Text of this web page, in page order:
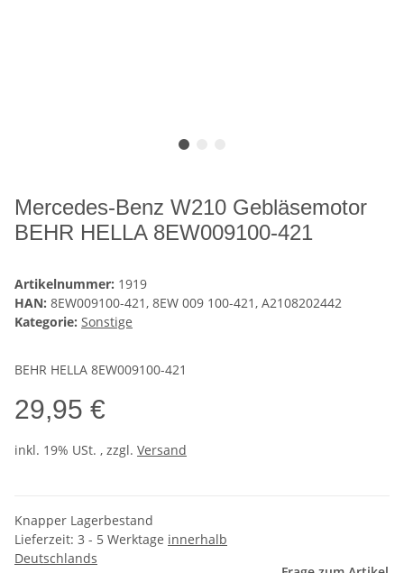
Mercedes-Benz W210 Gebläsemotor
BEHR HELLA 8EW009100-421
Artikelnummer: 1919
HAN: 8EW009100-421, 8EW 009 100-421, A2108202442
Kategorie: Sonstige
BEHR HELLA 8EW009100-421
29,95 €
inkl. 19% USt. , zzgl. Versand
Knapper Lagerbestand
Lieferzeit: 3 - 5 Werktage innerhalb
Deutschlands